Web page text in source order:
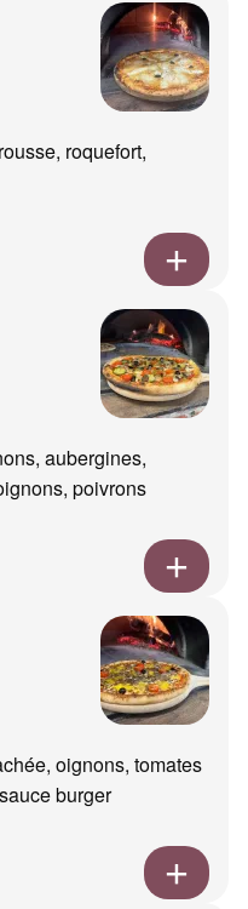
roquefort,
aubergines,
poivrons
oignons, tomates
burger